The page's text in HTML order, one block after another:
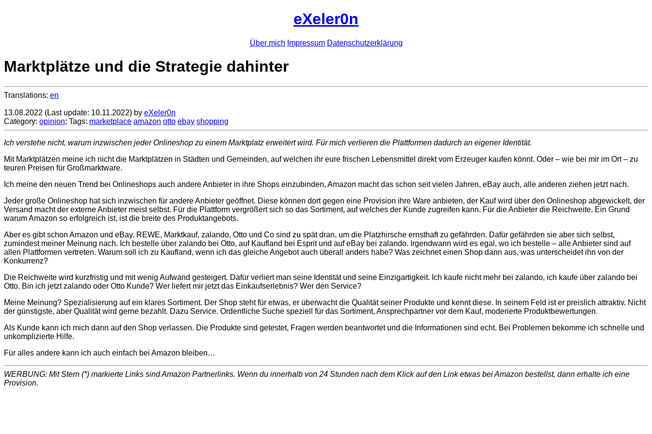
eXeler0n
Über mich Impressum Datenschutzerklärung
Marktplätze und die Strategie dahinter
Translations: en
13.08.2022 (Last update: 10.11.2022) by eXeler0n
Category: opinion; Tags: marketplace amazon otto ebay shopping
Ich verstehe nicht, warum inzwischen jeder Onlineshop zu einem Marktplatz erweitert wird. Für mich verlieren die Plattformen dadurch an eigener Identität.
Mit Marktplätzen meine ich nicht die Marktplätzen in Städten und Gemeinden, auf welchen ihr eure frischen Lebensmittel direkt vom Erzeuger kaufen könnt. Oder – wie bei mir im Ort – zu
teuren Preisen für Großmarktware.
Ich meine den neuen Trend bei Onlineshops auch andere Anbieter in ihre Shops einzubinden, Amazon macht das schon seit vielen Jahren, eBay auch, alle anderen ziehen jetzt nach.
Jeder große Onlineshop hat sich inzwischen für andere Anbieter geöffnet. Diese können dort gegen eine Provision ihre Ware anbieten, der Kauf wird über den Onlineshop abgewickelt, der
Versand macht der externe Anbieter meist selbst. Für die Plattform vergrößert sich so das Sortiment, auf welches der Kunde zugreifen kann. Für die Anbieter die Reichweite. Ein Grund
warum Amazon so erfolgreich ist, ist die breite des Produktangebots.
Aber es gibt schon Amazon und eBay. REWE, Marktkauf, zalando, Otto und Co sind zu spät dran, um die Platzhirsche ernsthaft zu gefährden. Dafür gefährden sie aber sich selbst,
zumindest meiner Meinung nach. Ich bestelle über zalando bei Otto, auf Kaufland bei Esprit und auf eBay bei zalando. Irgendwann wird es egal, wo ich bestelle – alle Anbieter sind auf
allen Plattformen vertreten. Warum soll ich zu Kaufland, wenn ich das gleiche Angebot auch überall anders habe? Was zeichnet einen Shop dann aus, was unterscheidet ihn von der
Konkurrenz?
Die Reichweite wird kurzfristig und mit wenig Aufwand gesteigert. Dafür verliert man seine Identität und seine Einzigartigkeit. Ich kaufe nicht mehr bei zalando, ich kaufe über zalando bei
Otto. Bin ich jetzt zalando oder Otto Kunde? Wer liefert mir jetzt das Einkaufserlebnis? Wer den Service?
Meine Meinung? Spezialisierung auf ein klares Sortiment. Der Shop steht für etwas, er überwacht die Qualität seiner Produkte und kennt diese. In seinem Feld ist er preislich attraktiv. Nicht
der günstigste, aber Qualität wird gerne bezahlt. Dazu Service. Ordentliche Suche speziell für das Sortiment, Ansprechpartner vor dem Kauf, moderierte Produktbewertungen.
Als Kunde kann ich mich dann auf den Shop verlassen. Die Produkte sind getestet, Fragen werden beantwortet und die Informationen sind echt. Bei Problemen bekomme ich schnelle und
unkomplizierte Hilfe.
Für alles andere kann ich auch einfach bei Amazon bleiben…
WERBUNG: Mit Stern (*) markierte Links sind Amazon Partnerlinks. Wenn du innerhalb von 24 Stunden nach dem Klick auf den Link etwas bei Amazon bestellst, dann erhalte ich eine
Provision.